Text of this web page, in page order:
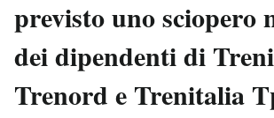
Politica
Tecnologia
Internet
Scienza
Storie/
Media
previsto uno sciopero
dei dipendenti di
Trenord e Trenitalia